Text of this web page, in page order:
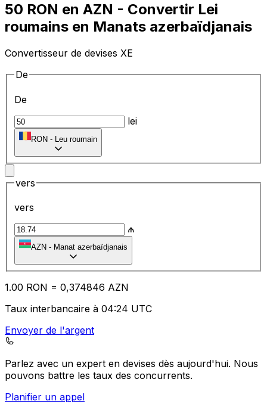
50 RON en AZN - Convertir Lei
roumains en Manats azerbaïdjanais
Convertisseur de devises XE
De
De
lei
RON - Leu roumain
vers
vers
₼
AZN - Manat azerbaïdjanais
1.00 RON = 0,374846 AZN
Taux interbancaire à 04:24 UTC
Envoyer de l'argent
Parlez avec un expert en devises dès aujourd'hui. Nous
pouvons battre les taux des concurrents.
Planifier un appel